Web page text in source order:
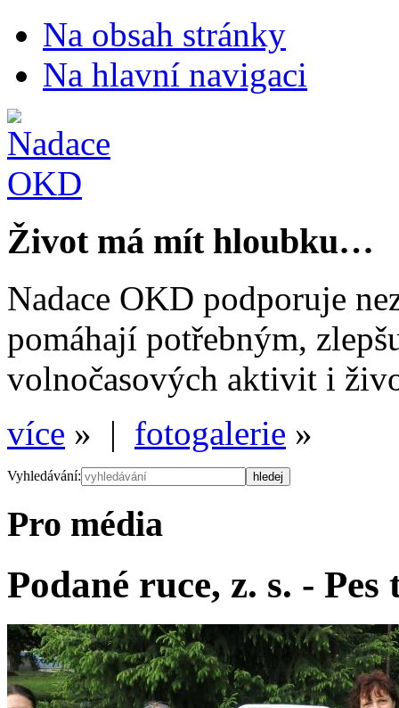
Na obsah stránky
Na hlavní navigaci
Život má mít hloubku…
Nadace OKD podporuje
pomáhají potřebným,
volnočasových aktivit i
více » | fotogalerie »
Vyhledávání:
Pro média
Podané ruce, z. s. - Pes